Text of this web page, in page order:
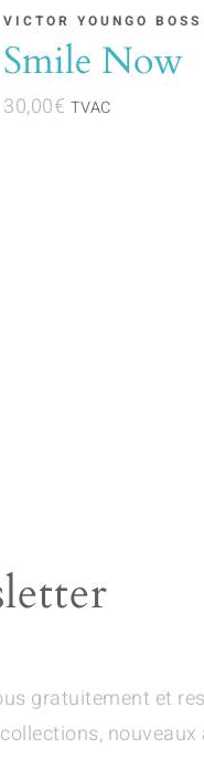
VICTOR YOUNGO BOSS
Smile Now
30,00€ TVAC
gratuitement et